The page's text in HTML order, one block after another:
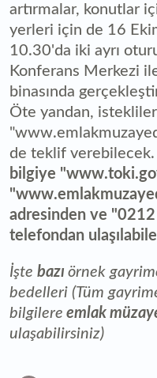
artırmalar, konutlar
yerleri için de 16
10.30'da iki ayrı
Konferans Merkezi
binasında
Öte yandan, istekliler
de teklif verebilecek.
bilgiye
adresinden ve
telefondan
İşte bazı örnek
bedelleri (Tüm
bilgilere emlak
ulaşabilirsiniz)